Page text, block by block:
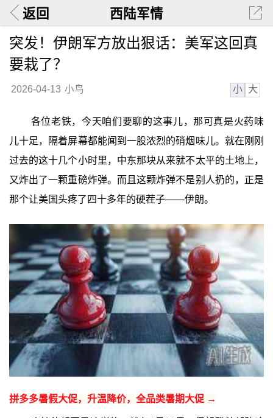
返回 西陆军情
突发！伊朗军方放出狠话：美军这回真
要栽了？
2026-04-13 小鸟 小 大
各位老铁，今天咱们要聊的这事儿，那可真是火药味
儿十足，隔着屏幕都能闻到一股浓烈的硝烟味儿。就在刚刚
过去的这十几个小时里，中东那块从来就不太平的土地上，
又炸出了一颗重磅炸弹。而且这颗炸弹不是别人扔的，正是
那个让美国头疼了四十多年的硬茬子——伊朗。
拼多多暑假大促，升温降价，全品类暑期大促 →